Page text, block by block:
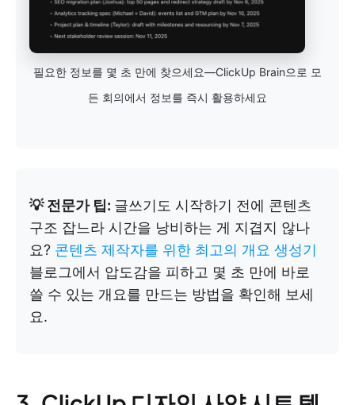
필요한 정보를 몇 초 만에 찾으세요—ClickUp Brain으로 모
든 회의에서 정보를 즉시 활용하세요
💡 전문가 팁: 글쓰기도 시작하기 전에 콘텐츠
구조 잡느라 시간을 낭비하는 게 지겹지 않나
요? 콘텐츠 제작자를 위한 최고의 개요 생성기
블로그에서 압도감을 피하고 몇 초 만에 바로
쓸 수 있는 개요를 만드는 방법을 확인해 보세
요.